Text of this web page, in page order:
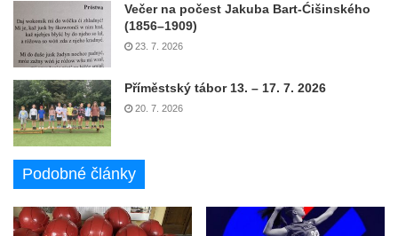
Večer na počest Jakuba Bart-Ćišinského
(1856–1909)
23. 7. 2026
Příměstský tábor 13. – 17. 7. 2026
20. 7. 2026
Podobné články